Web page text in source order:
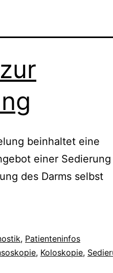
beinhaltet eine
einer Sedierung
des Darms selbst
, Patienteninfos
, Koloskopie,